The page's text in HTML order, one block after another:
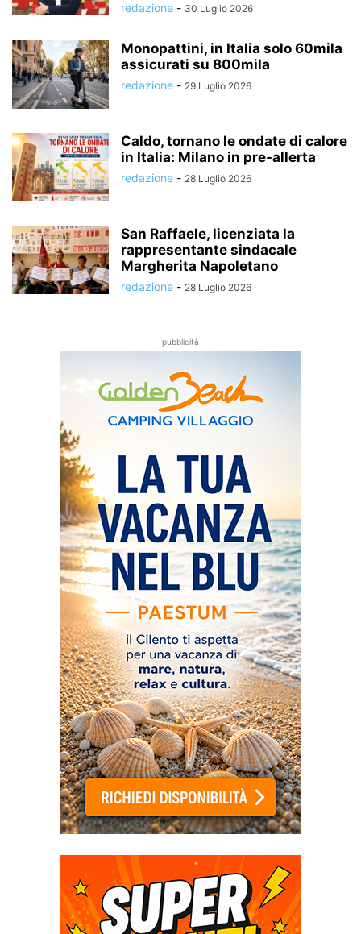
redazione - 30 Luglio 2026
Monopattini, in Italia solo 60mila
assicurati su 800mila
redazione - 29 Luglio 2026
Caldo, tornano le ondate di calore
in Italia: Milano in pre-allerta
redazione - 28 Luglio 2026
San Raffaele, licenziata la
rappresentante sindacale
Margherita Napoletano
redazione - 28 Luglio 2026
pubblicità